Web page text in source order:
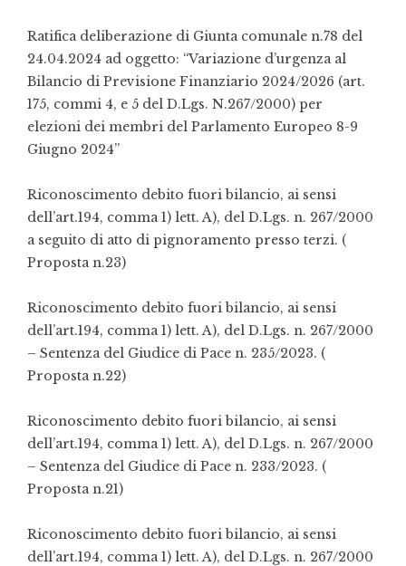
Ratifica deliberazione di Giunta comunale n.78 del
24.04.2024 ad oggetto: “Variazione d’urgenza al
Bilancio di Previsione Finanziario 2024/2026 (art.
175, commi 4, e 5 del D.Lgs. N.267/2000) per
elezioni dei membri del Parlamento Europeo 8-9
Giugno 2024”
Riconoscimento debito fuori bilancio, ai sensi
dell’art.194, comma 1) lett. A), del D.Lgs. n. 267/2000
a seguito di atto di pignoramento presso terzi. (
Proposta n.23)
Riconoscimento debito fuori bilancio, ai sensi
dell’art.194, comma 1) lett. A), del D.Lgs. n. 267/2000
– Sentenza del Giudice di Pace n. 235/2023. (
Proposta n.22)
Riconoscimento debito fuori bilancio, ai sensi
dell’art.194, comma 1) lett. A), del D.Lgs. n. 267/2000
– Sentenza del Giudice di Pace n. 233/2023. (
Proposta n.21)
Riconoscimento debito fuori bilancio, ai sensi
dell’art.194, comma 1) lett. A), del D.Lgs. n. 267/2000